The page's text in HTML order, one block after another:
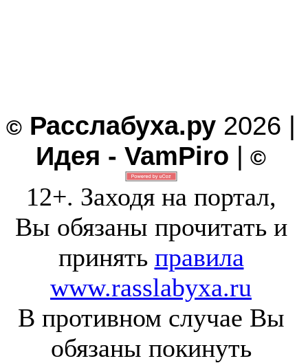
© Расслабуха.ру 2026 |
Идея - VamPiro | ©
12+. Заходя на портал,
Вы обязаны прочитать и
принять правила
www.rasslabyxa.ru
В противном случае Вы
обязаны покинуть